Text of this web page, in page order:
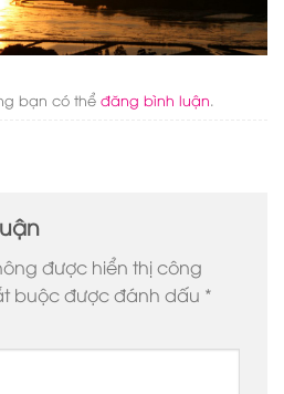
bạn có thể đăng bình luận.
được hiển thị công
buộc được đánh dấu *